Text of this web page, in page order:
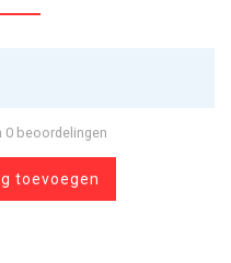
0 beoordelingen
toevoegen